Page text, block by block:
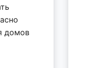
домов